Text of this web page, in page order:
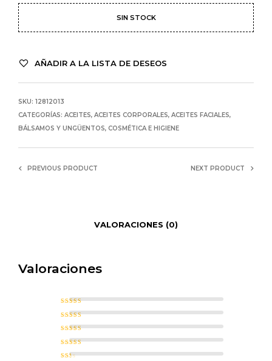
SIN STOCK
AÑADIR A LA LISTA DE DESEOS
SKU: 12812013
CATEGORÍAS: ACEITES, ACEITES CORPORALES, ACEITES FACIALES,
BÁLSAMOS Y UNGÜENTOS, COSMÉTICA E HIGIENE
PREVIOUS PRODUCT NEXT PRODUCT
VALORACIONES (0)
Valoraciones
Valorado con5de 5
Valorado con4
de 5
Valorado
con3de 5
Valorad
o con2